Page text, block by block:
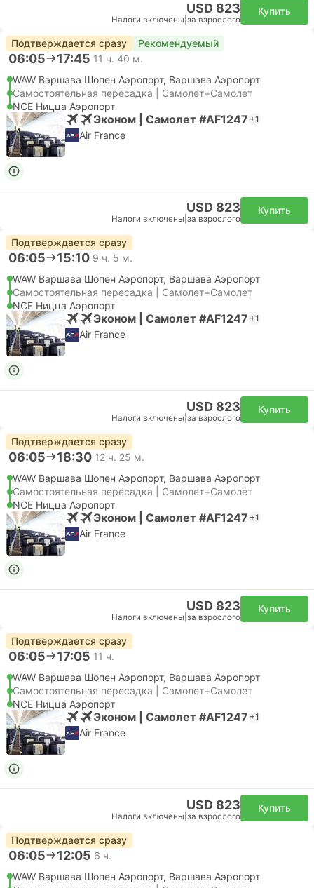
USD 823
Налоги включены за взрослого
Купить
Подтверждается сразу Рекомендуемый
06:05 17:45 11 ч. 40 м.
WAW Варшава Шопен Аэропорт, Варшава Аэропорт
Самостоятельная пересадка | Самолет+Самолет
NCE Ницца Аэропорт
Эконом | Самолет #AF1247 +1
Air France
USD 823
Налоги включены за взрослого
Купить
Подтверждается сразу
06:05 15:10 9 ч. 5 м.
WAW Варшава Шопен Аэропорт, Варшава Аэропорт
Самостоятельная пересадка | Самолет+Самолет
NCE Ницца Аэропорт
Эконом | Самолет #AF1247 +1
Air France
USD 823
Налоги включены за взрослого
Купить
Подтверждается сразу
06:05 18:30 12 ч. 25 м.
WAW Варшава Шопен Аэропорт, Варшава Аэропорт
Самостоятельная пересадка | Самолет+Самолет
NCE Ницца Аэропорт
Эконом | Самолет #AF1247 +1
Air France
USD 823
Налоги включены за взрослого
Купить
Подтверждается сразу
06:05 17:05 11 ч.
WAW Варшава Шопен Аэропорт, Варшава Аэропорт
Самостоятельная пересадка | Самолет+Самолет
NCE Ницца Аэропорт
Эконом | Самолет #AF1247 +1
Air France
USD 823
Налоги включены за взрослого
Купить
Подтверждается сразу
06:05 12:05 6 ч.
WAW Варшава Шопен Аэропорт, Варшава Аэропорт